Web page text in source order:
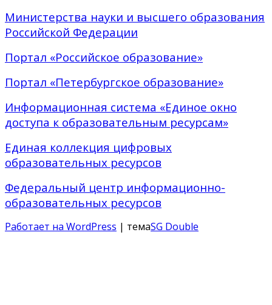
Министерства науки и высшего образования
Российской Федерации
Портал «Российское образование»
Портал «Петербургское образование»
Информационная система «Единое окно
доступа к образовательным ресурсам»
Единая коллекция цифровых
образовательных ресурсов
Федеральный центр информационно-
образовательных ресурсов
Работает на WordPress | темаSG Double